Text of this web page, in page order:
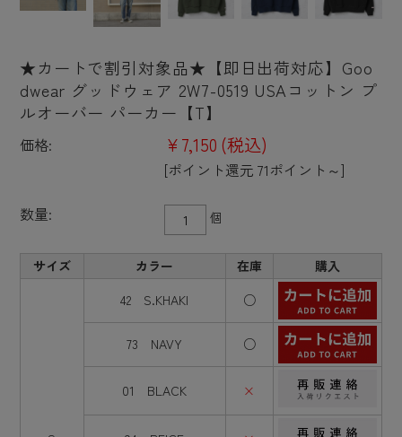
★カートで割引対象品★【即日出荷対応】Goo
dwear グッドウェア 2W7-0519 USAコットン プ
ルオーバー パーカー【T】
価格: ¥7,150 (税込)
[ポイント還元 71ポイント～]
数量: 個
サイズ カラー 在庫 購入
42 S.KHAKI ○
73 NAVY ○
01 BLACK ×